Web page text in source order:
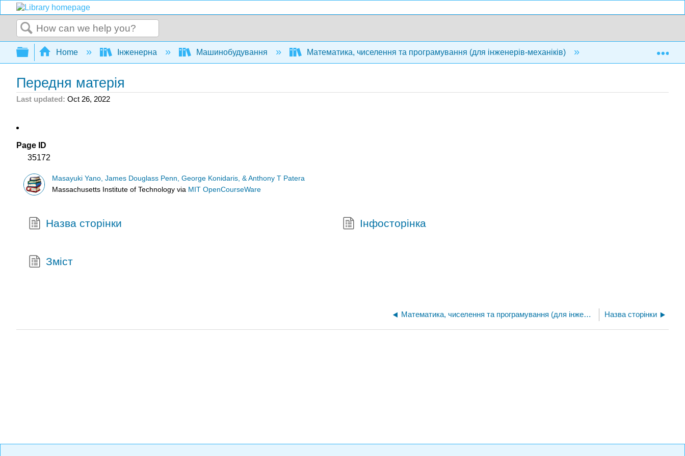
Search
Expand/collapse global hierarchy
Home Інженерна Машинобудування Математика, чиселення та програмування (для інженерів-механіків) Передня матерія
Передня матерія
Last updated Oct 26, 2022
Page ID
35172
Masayuki Yano, James Douglass Penn, George Konidaris, & Anthony T Patera
Massachusetts Institute of Technologyvia MIT OpenCourseWare
Назва сторінки Інфосторінка
Зміст
Математика, чиселення та програмування (для інженерів-механіків) Назва сторінки